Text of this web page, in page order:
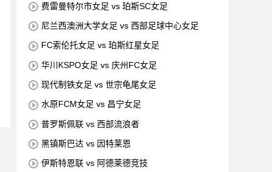
费雷曼特尔市女足 vs 珀斯SC女足
尼兰西澳洲大学女足 vs 西部足球中心女足
FC索伦托女足 vs 珀斯红星女足
华川KSPO女足 vs 庆州FC女足
现代制铁女足 vs 世宗龟尾女足
水原FCM女足 vs 昌宁女足
普罗斯佩联 vs 西部流浪者
黑镇斯巴达 vs 因特莱恩
伊斯特恩联 vs 阿德莱德竞技